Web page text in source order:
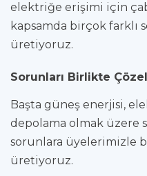
elektriğe erişimi için
kapsamda birçok farklı
üretiyoruz.
Sorunları Birlikte
Başta güneş enerjisi,
depolama olmak üzere
sorunlara üyelerimizle
üretiyoruz.